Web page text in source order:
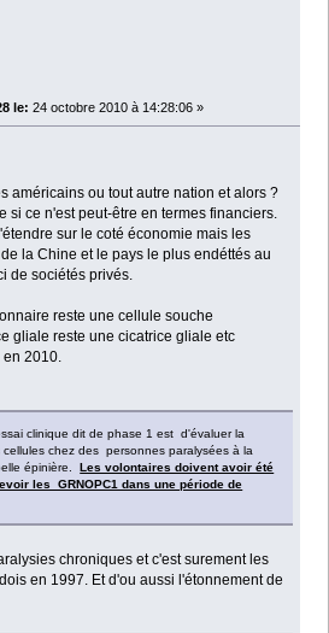
le: 24 octobre 2010 à 14:28:06 »
américains ou tout autre nation et alors ?
si ce n'est peut-être en termes financiers.
sur le coté économie mais les
la Chine et le pays le plus endéttés au
de sociétés privés.
reste une cellule souche
gliale reste une cicatrice gliale etc
en 2010.
clinique dit de phase 1 est d'évaluer la
chez des personnes paralysées à la
épinière.Les volontaires doivent avoir été
les GRNOPC1 dans une période de
chroniques et c'est surement les
en 1997. Et d'ou aussi l'étonnement de